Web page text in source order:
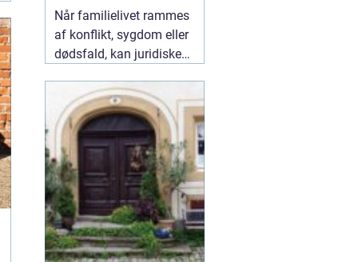
Når familielivet rammes
af konflikt, sygdom eller
dødsfald, kan juridiske
sig store. Mange oplever,
at de både skal håndtere
følelser og praktiske
problemer på én gang.
Her kan en erfaren10
January 2026